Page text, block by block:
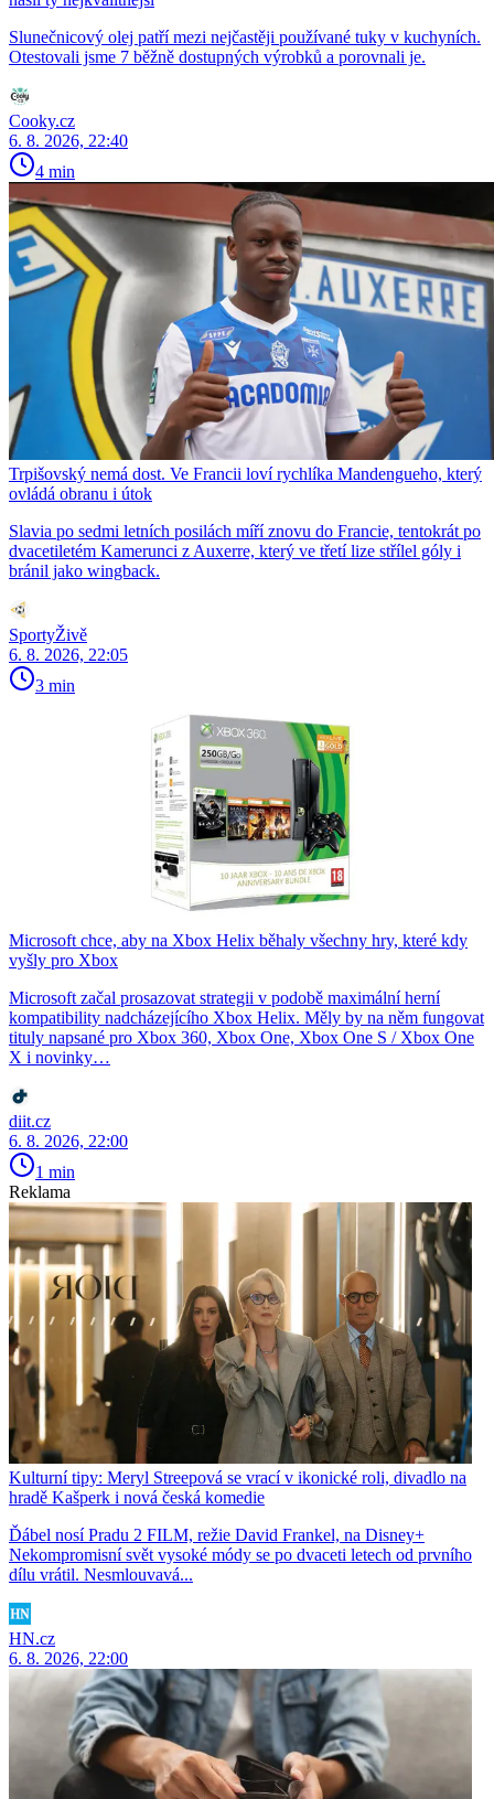
Slunečnicový olej patří mezi nejčastěji používané tuky v kuchyních.
Otestovali jsme 7 běžně dostupných výrobků a porovnali je.
Cooky.cz
6. 8. 2026, 22:40
4 min
Trpišovský nemá dost. Ve Francii loví rychlíka Mandengueho, který
ovládá obranu i útok
Slavia po sedmi letních posilách míří znovu do Francie, tentokrát po
dvacetiletém Kamerunci z Auxerre, který ve třetí lize střílel góly i
bránil jako wingback.
SportyŽivě
6. 8. 2026, 22:05
3 min
Microsoft chce, aby na Xbox Helix běhaly všechny hry, které kdy
vyšly pro Xbox
Microsoft začal prosazovat strategii v podobě maximální herní
kompatibility nadcházejícího Xbox Helix. Měly by na něm fungovat
tituly napsané pro Xbox 360, Xbox One, Xbox One S / Xbox One
X i novinky…
diit.cz
6. 8. 2026, 22:00
1 min
Reklama
Kulturní tipy: Meryl Streepová se vrací v ikonické roli, divadlo na
hradě Kašperk i nová česká komedie
Ďábel nosí Pradu 2 FILM, režie David Frankel, na Disney+
Nekompromisní svět vysoké módy se po dvaceti letech od prvního
dílu vrátil. Nesmlouvavá...
HN.cz
6. 8. 2026, 22:00